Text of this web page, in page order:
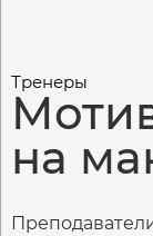
Тренеры
на